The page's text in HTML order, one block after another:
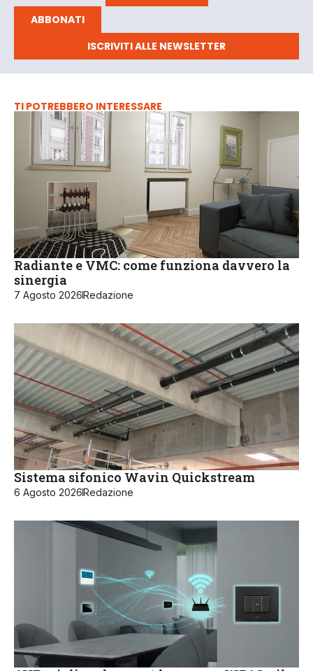
ABBONATI
ISCRIVITI ALLE NEWSLETTER
TI POTREBBERO INTERESSARE
Radiante e VMC: come funziona davvero la
sinergia
7 Agosto 2026Redazione
Sistema sifonico Wavin Quickstream
6 Agosto 2026Redazione